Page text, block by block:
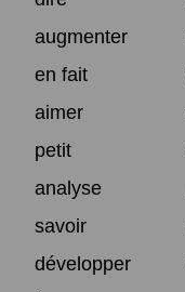
augmenter
en fait
aimer
petit
analyse
savoir
développer